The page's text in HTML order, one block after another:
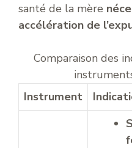
santé de la mère
accélération de
Comparaison des
Instrument